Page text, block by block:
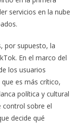
servicios en la nube
por supuesto, la
En el marco del
los usuarios
es más crítico,
política y cultural
control sobre el
decide qué